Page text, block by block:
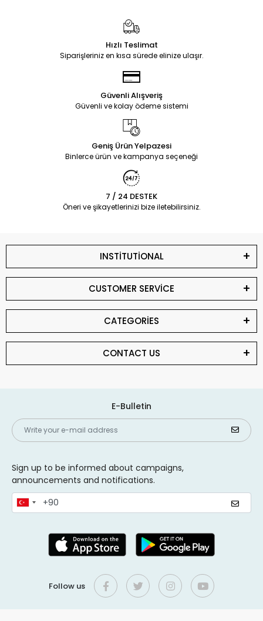
Hızlı Teslimat
Siparişleriniz en kısa sürede elinize ulaşır.
Güvenli Alışveriş
Güvenli ve kolay ödeme sistemi
Geniş Ürün Yelpazesi
Binlerce ürün ve kampanya seçeneği
7 / 24 DESTEK
Öneri ve şikayetlerinizi bize iletebilirsiniz.
INSTİTUTİONAL
CUSTOMER SERVİCE
CATEGORİES
CONTACT US
E-Bulletin
Sign up to be informed about campaigns,
announcements and notifications.
Follow us